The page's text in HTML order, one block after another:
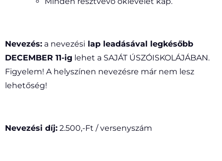
Nevezés: a nevezési lap leadásával legkésőbb
DECEMBER 11-ig lehet a SAJÁT ÚSZÓISKOLÁJÁBAN.
Figyelem! A helyszínen nevezésre már nem lesz
lehetőség!
Nevezési díj: 2.500,-Ft / versenyszám